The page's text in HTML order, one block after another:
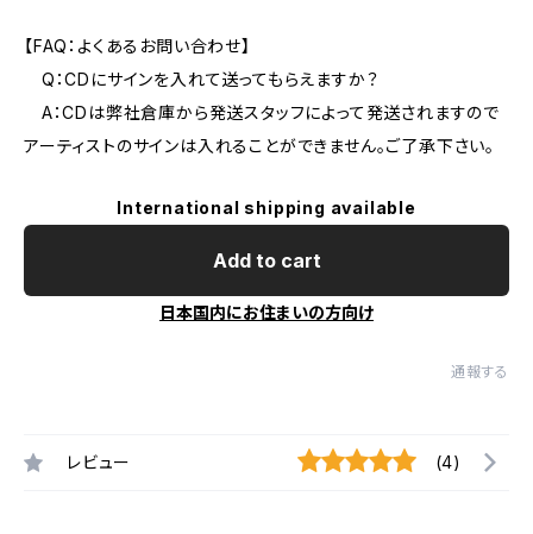
【FAQ：よくあるお問い合わせ】
Q：CDにサインを入れて送ってもらえますか？
A：CDは弊社倉庫から発送スタッフによって発送されますので
アーティストのサインは入れることができません。ご了承下さい。
International shipping available
Add to cart
日本国内にお住まいの方向け
通報する
レビュー (4)